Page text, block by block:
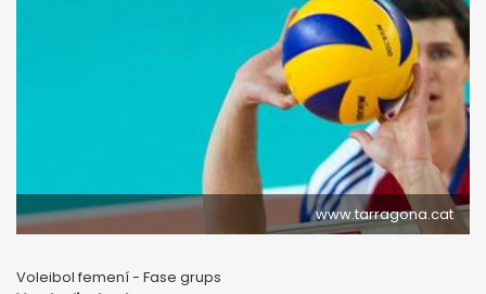
www.tarragona.cat
Voleibol femení - Fase grups